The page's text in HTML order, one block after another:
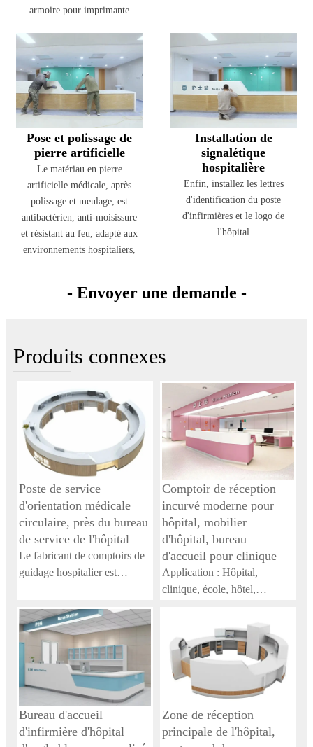
armoire pour imprimante
Pose et polissage de
pierre artificielle
Le matériau en pierre
artificielle médicale, après
polissage et meulage, est
antibactérien, anti-moisissure
et résistant au feu, adapté aux
environnements hospitaliers,
Installation de
signalétique
hospitalière
Enfin, installez les lettres
d'identification du poste
d'infirmières et le logo de
l'hôpital
- Envoyer une demande -
Produits connexes
Poste de service
d'orientation médicale
circulaire, près du bureau
de service de l'hôpital
Le fabricant de comptoirs de
guidage hospitalier est
l'installation de comptoirs de
guidage personnalisés
spécialement adaptés aux
environnements hospitaliers.
Ces comptoirs servent de
bureaux d'information ou de
visiteurs peuvent obtenir des
Comptoir de réception
incurvé moderne pour
hôpital, mobilier
d'hôpital, bureau
d'accueil pour clinique
Application : Hôpital,
clinique, école, hôtel,
bureaux, centre commercial,
installations de loisirs, sites
sportifs, supermarché,
entrepôt, hall, sous-sol, villa,
salle de sport, bureau à
comptoir de réception incurvé
moderne, bureau de réception
Bureau d'accueil
d'infirmière d'hôpital
Zone de réception
principale de l'hôpital,